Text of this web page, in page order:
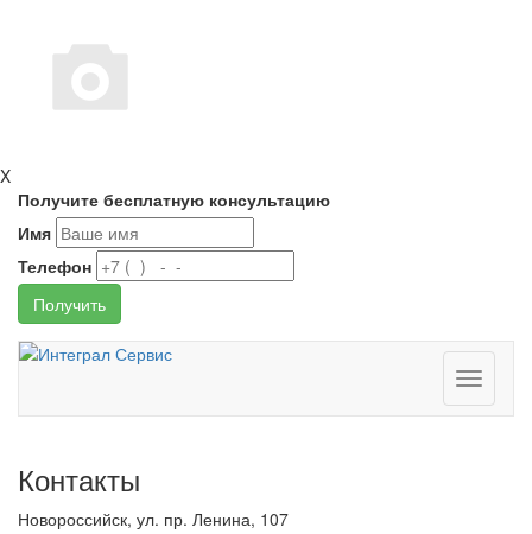
X
Получите бесплатную консультацию
Имя
Телефон
Получить
Toggle
Контакты
Новороссийск, ул. пр. Ленина, 107